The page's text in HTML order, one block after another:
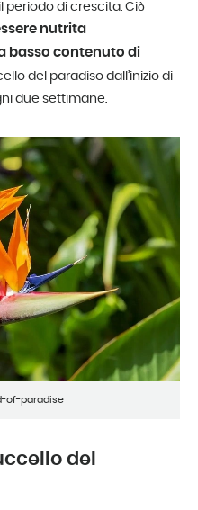
periodo di crescita. Ciò
nutrita
basso contenuto di
del paradiso dall’inizio di
due settimane.
of-paradise
del